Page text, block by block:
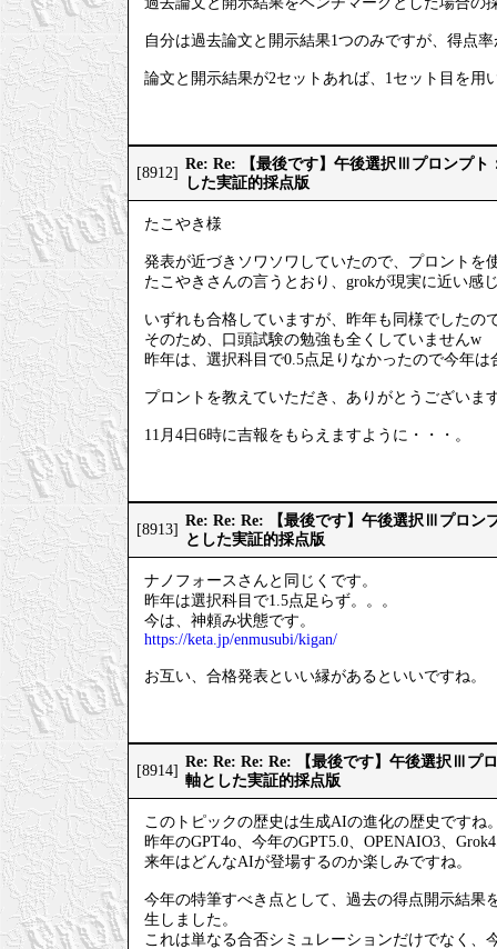
自分は過去論文と開示結果1つのみですが、得点
論文と開示結果が2セットあれば、1セット目を
[8912]
Re: Re: 【最後です】午後選択Ⅲプロンプト
した実証的採点版
たこやき様
発表が近づきソワソワしていたので、プロントを
たこやきさんの言うとおり、grokが現実に近い感
いずれも合格していますが、昨年も同様でしたの
そのため、口頭試験の勉強も全くしていませんw
昨年は、選択科目で0.5点足りなかったので今年
プロントを教えていただき、ありがとうございま
11月4日6時に吉報をもらえますように・・・。
[8913]
Re: Re: Re: 【最後です】午後選択Ⅲプロン
とした実証的採点版
ナノフォースさんと同じくです。
昨年は選択科目で1.5点足らず。。。
今は、神頼み状態です。
https://keta.jp/enmusubi/kigan/
お互い、合格発表といい縁があるといいですね。
[8914]
Re: Re: Re: Re: 【最後です】午後選択Ⅲプ
軸とした実証的採点版
このトピックの歴史は生成AIの進化の歴史ですね
昨年のGPT4o、今年のGPT5.0、OPENAIO3、
来年はどんなAIが登場するのか楽しみですね。
今年の特筆すべき点として、過去の得点開示結果
生しました。
これは単なる合否シミュレーションだけでなく